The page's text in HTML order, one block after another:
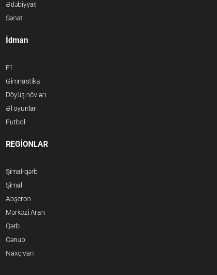
Ədəbiyyat
Sənət
İdman
F1
Gimnastika
Döyüş növləri
Əl oyunları
Futbol
REGİONLAR
Şimal-qərb
Şimal
Abşeron
Mərkəzi Aran
Qərb
Cənub
Naxçıvan